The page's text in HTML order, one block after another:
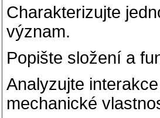
Charakterizujte
význam.
Popište složení a
Analyzujte
mechanické